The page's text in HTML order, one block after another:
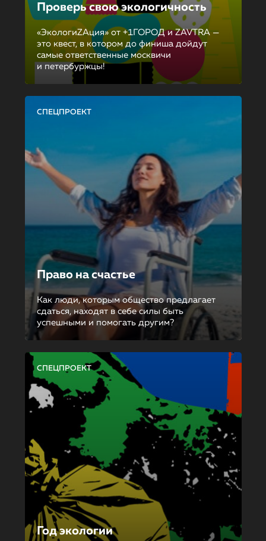
Проверь свою экологичность
«ЭкологиZAция» от +1ГОРОД и ZAVTRA —
это квест, в котором до финиша дойдут
самые ответственные москвичи
и петербуржцы!
СПЕЦПРОЕКТ
Право на счастье
Как люди, которым общество предлагает
сдаться, находят в себе силы быть
успешными и помогать другим?
СПЕЦПРОЕКТ
Год экологии